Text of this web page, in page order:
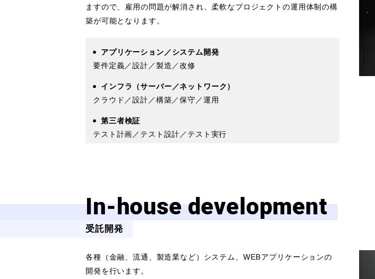
ますので、雇用の問題が解消され、柔軟なプロジェクトの運用体制の構
築が可能となります。
アプリケーション／システム開発
要件定義／設計／製造／改修
インフラ（サーバー／ネットワーク）
クラウド／設計／構築／保守／運用
第三者検証
テスト計画／テスト設計／テスト実行
In-house development
受託開発
各種（金融、流通、製造業など）システム、 WEBアプリケーションの
開発を行います。